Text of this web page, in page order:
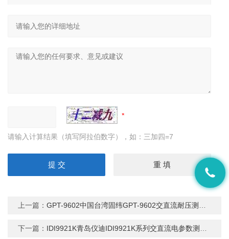
请输入计算结果（填写阿拉伯数字），如：三加四=7
上一篇：GPT-9602中国台湾固纬GPT-9602交直流耐压测试仪
下一篇： IDI9921K青岛仪迪IDI9921K系列交直流电参数测量仪